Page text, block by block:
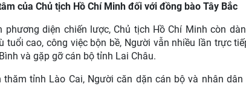
của Chủ tịch Hồ Chí Minh đối với đồng bào Tây Bắc
phương diện chiến lược, Chủ tịch Hồ Chí Minh còn
tuổi cao, công việc bộn bề, Người vẫn nhiều lần trực
và gặp gỡ cán bộ tỉnh Lai Châu.
thăm tỉnh Lào Cai, Người căn dặn cán bộ và nhân